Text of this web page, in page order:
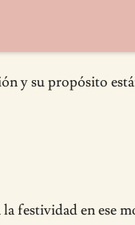
y su propósito
festividad en ese